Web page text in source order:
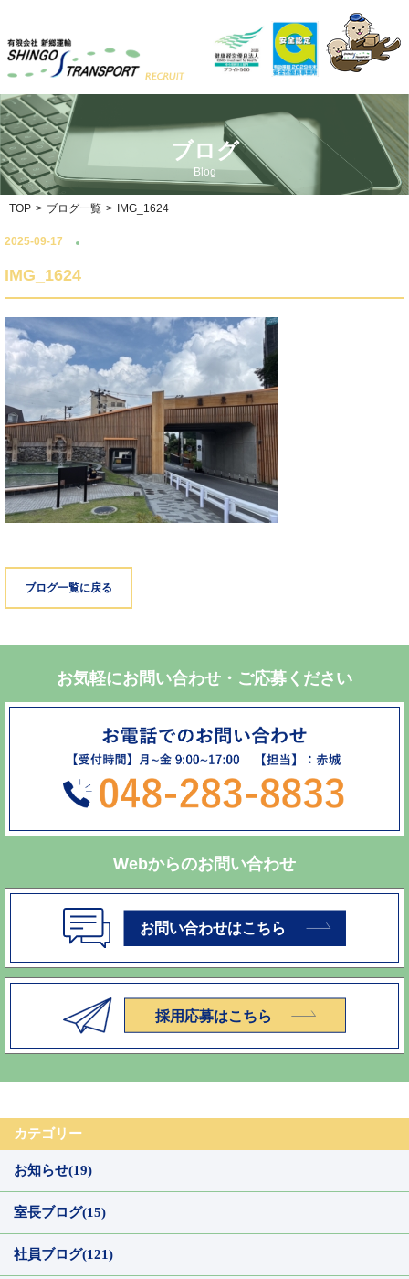
ブログ
Blog
TOP > ブログ一覧 > IMG_1624
2025-09-17
IMG_1624
ブログ一覧に戻る
お気軽にお問い合わせ・ご応募ください
Webからのお問い合わせ
カテゴリー
お知らせ(19)
室長ブログ(15)
社員ブログ(121)